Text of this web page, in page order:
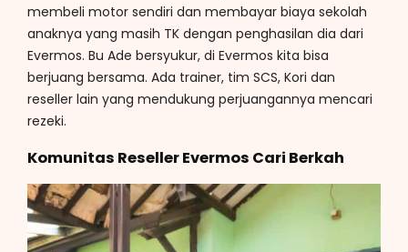
membeli motor sendiri dan membayar biaya sekolah
anaknya yang masih TK dengan penghasilan dia dari
Evermos. Bu Ade bersyukur, di Evermos kita bisa
berjuang bersama. Ada trainer, tim SCS, Kori dan
reseller lain yang mendukung perjuangannya mencari
rezeki.
Komunitas Reseller Evermos Cari Berkah